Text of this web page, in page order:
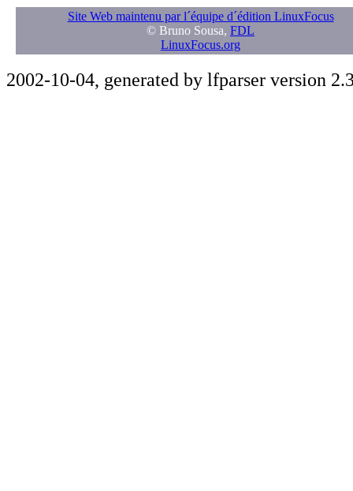
Site Web maintenu par l´équipe d´édition LinuxFocus
© Bruno Sousa, FDL
LinuxFocus.org
2002-10-04, generated by lfparser version